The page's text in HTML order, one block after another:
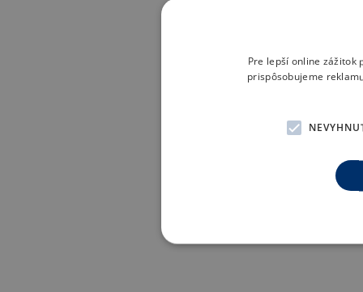
Pre lepší online zážitok
prispôsobujeme